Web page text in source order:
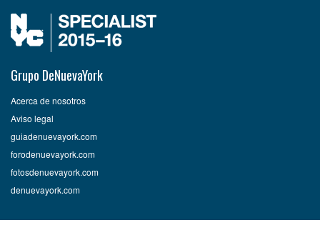
Grupo DeNuevaYork
Acerca de nosotros
Aviso legal
guiadenuevayork.com
forodenuevayork.com
fotosdenuevayork.com
denuevayork.com